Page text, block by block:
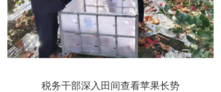
税务干部深入田间查看苹果长势